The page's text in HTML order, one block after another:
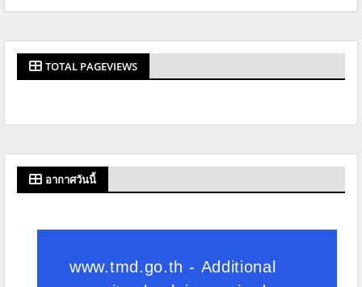
TOTAL PAGEVIEWS
อากาศวันนี้